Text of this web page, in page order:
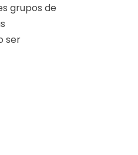
grupos de
ser